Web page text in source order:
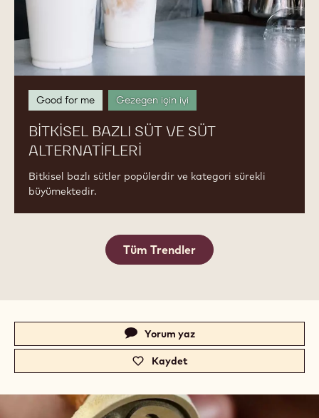
Good for me Gezegen için iyi
BITKISEL BAZLI SÜT VE SÜT
ALTERNATIFLERI
Bitkisel bazlı sütler popülerdir ve kategori sürekli
büyümektedir.
Tüm Trendler
Yorum yaz
-
c
a
c
Kaydet
-
a
.